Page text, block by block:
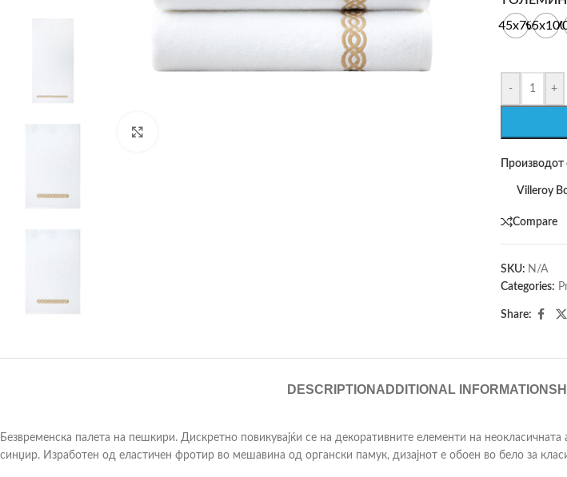
45x7055x100
- +
Villeroy
Compare
SKU: N/A
Categories:
Share:
DESCRIPTION ADDITIONAL INFORMATION
Безвременска палета на пешкири. Дискретно повикувајќи се на декоративните елементи на
синџир. Изработен од еластичен фротир во мешавина од органски памук, дизајнот е обоен во бело за